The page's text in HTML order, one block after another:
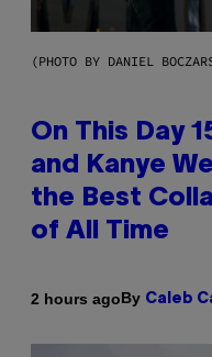
(PHOTO BY DANIEL
On This Day
and Kanye
the Best
of All Time
2 hours agoBy Caleb